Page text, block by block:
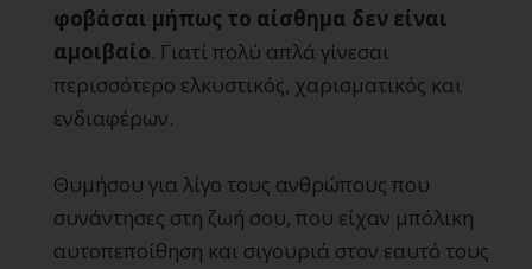
φοβάσαι μήπως το αίσθημα δεν είναι
αμοιβαίο. Γιατί πολύ απλά γίνεσαι
περισσότερο ελκυστικός, χαρισματικός και
ενδιαφέρων.
Θυμήσου για λίγο τους ανθρώπους που
συνάντησες στη ζωή σου, που είχαν μπόλικη
αυτοπεποίθηση και σιγουριά στον εαυτό τους